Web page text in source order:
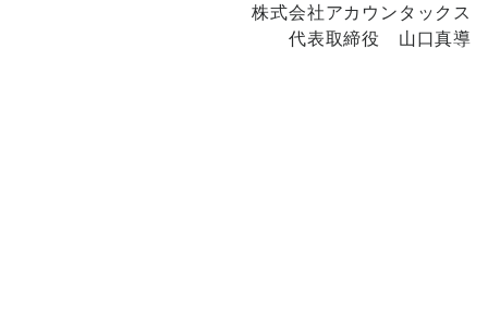
株式会社アカウンタックス
代表取締役 山口真導